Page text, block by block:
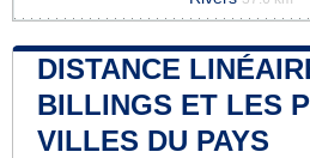
DISTANCE
BILLINGS ET LES
VILLES DU PAYS